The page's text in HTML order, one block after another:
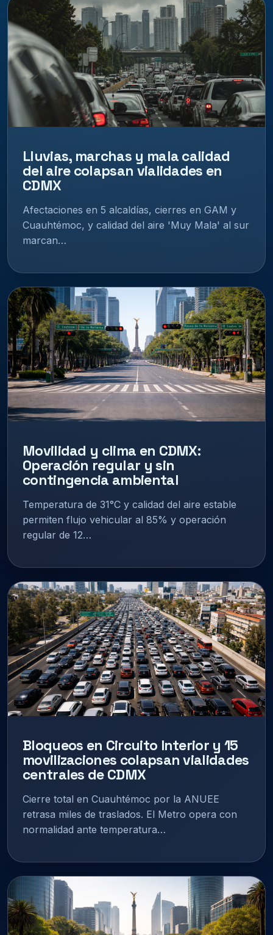
Lluvias, marchas y mala calidad
del aire colapsan vialidades en
CDMX
Afectaciones en 5 alcaldías, cierres en GAM y
Cuauhtémoc, y calidad del aire 'Muy Mala' al sur
marcan…
Movilidad y clima en CDMX:
Operación regular y sin
contingencia ambiental
Temperatura de 31°C y calidad del aire estable
permiten flujo vehicular al 85% y operación
regular de 12…
Bloqueos en Circuito Interior y 15
movilizaciones colapsan vialidades
centrales de CDMX
Cierre total en Cuauhtémoc por la ANUEE
retrasa miles de traslados. El Metro opera con
normalidad ante temperatura…